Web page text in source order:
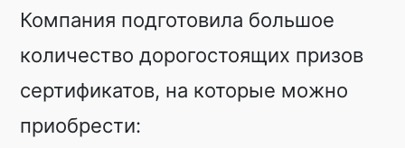
Компания подготовила большое
количество дорогостоящих призов
сертификатов, на которые можно
приобрести: